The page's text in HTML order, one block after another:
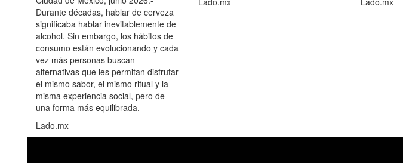
Durante décadas, hablar de cerveza
significaba hablar inevitablemente de
alcohol. Sin embargo, los hábitos de
consumo están evolucionando y cada
vez más personas buscan
alternativas que les permitan disfrutar
el mismo sabor, el mismo ritual y la
misma experiencia social, pero de
una forma más equilibrada.
Lado.mx